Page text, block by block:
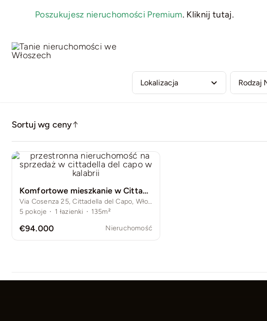
Poszukujesz nieruchomości Premium. Kliknij tutaj.
Sortuj wg ceny↑
Komfortowe mieszkanie w Cittadella del Capo
Via Cosenza 25, Cittadella del Capo, Włochy
5 pokoje · 1 łazienki · 135m²
€94.000 Nieruchomość